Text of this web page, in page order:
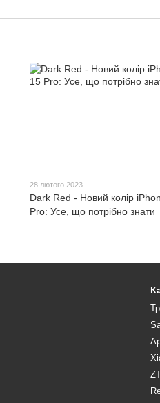
28 лютого 2023
Dark Red - Новий колір
Pro: Усе, що потрібно знати